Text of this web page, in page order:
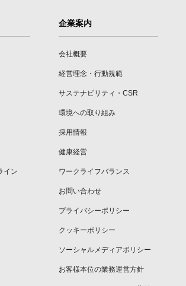
イン
企業案内
会社概要
経営理念・行動規範
サステナビリティ・CSR
環境への取り組み
採用情報
健康経営
ワークライフバランス
お問い合わせ
プライバシーポリシー
クッキーポリシー
ソーシャルメディアポリシー
お客様本位の業務運営方針